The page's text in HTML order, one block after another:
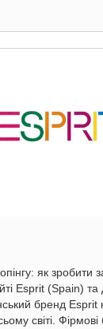
як зробити
Esprit (Spain) та
бренд Esprit
світі. Фірмові